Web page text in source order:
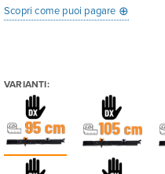
Scopri come puoi pagare ⊕
VARIANTI: